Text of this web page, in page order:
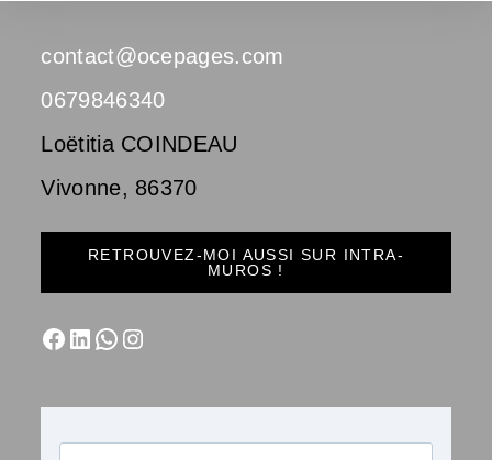
contact@ocepages.com
0679846340
Loëtitia COINDEAU
Vivonne, 86370
RETROUVEZ-MOI AUSSI SUR INTRA-
MUROS !